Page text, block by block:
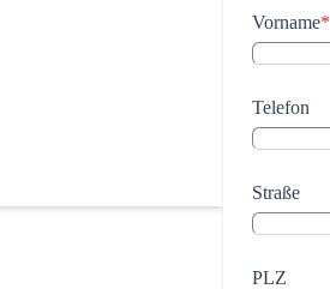
Vorname*
Telefon
Straße
PLZ